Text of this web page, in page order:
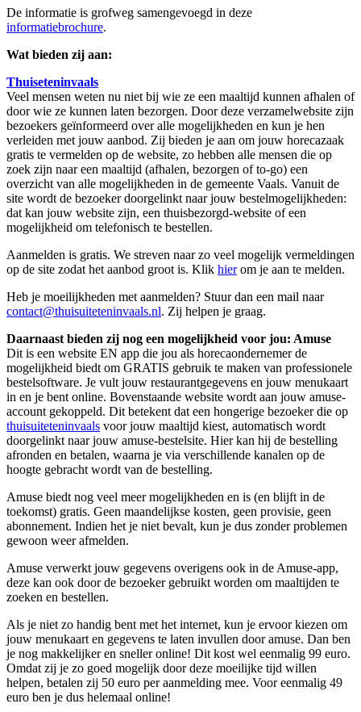
De informatie is grofweg samengevoegd in deze
informatiebrochure.
Wat bieden zij aan:
Thuiseteninvaals
Veel mensen weten nu niet bij wie ze een maaltijd kunnen afhalen of
door wie ze kunnen laten bezorgen. Door deze verzamelwebsite zijn
bezoekers geïnformeerd over alle mogelijkheden en kun je hen
verleiden met jouw aanbod. Zij bieden je aan om jouw horecazaak
gratis te vermelden op de website, zo hebben alle mensen die op
zoek zijn naar een maaltijd (afhalen, bezorgen of to-go) een
overzicht van alle mogelijkheden in de gemeente Vaals. Vanuit de
site wordt de bezoeker doorgelinkt naar jouw bestelmogelijkheden:
dat kan jouw website zijn, een thuisbezorgd-website of een
mogelijkheid om telefonisch te bestellen.
Aanmelden is gratis. We streven naar zo veel mogelijk vermeldingen
op de site zodat het aanbod groot is. Klik hierom je aan te melden.
Heb je moeilijkheden met aanmelden? Stuur dan een mail naar
contact@thuisuiteteninvaals.nl. Zij helpen je graag.
Daarnaast bieden zij nog een mogelijkheid voor jou: Amuse
Dit is een website EN app die jou als horecaondernemer de
mogelijkheid biedt om GRATIS gebruik te maken van professionele
bestelsoftware. Je vult jouw restaurantgegevens en jouw menukaart
in en je bent online. Bovenstaande website wordt aan jouw amuse-
account gekoppeld. Dit betekent dat een hongerige bezoeker die op
thuisuiteteninvaals voor jouw maaltijd kiest, automatisch wordt
doorgelinkt naar jouw amuse-bestelsite. Hier kan hij de bestelling
afronden en betalen, waarna je via verschillende kanalen op de
hoogte gebracht wordt van de bestelling.
Amuse biedt nog veel meer mogelijkheden en is (en blijft in de
toekomst) gratis. Geen maandelijkse kosten, geen provisie, geen
abonnement. Indien het je niet bevalt, kun je dus zonder problemen
gewoon weer afmelden.
Amuse verwerkt jouw gegevens overigens ook in de Amuse-app,
deze kan ook door de bezoeker gebruikt worden om maaltijden te
zoeken en bestellen.
Als je niet zo handig bent met het internet, kun je ervoor kiezen om
jouw menukaart en gegevens te laten invullen door amuse. Dan ben
je nog makkelijker en sneller online! Dit kost wel eenmalig 99 euro.
Omdat zij je zo goed mogelijk door deze moeilijke tijd willen
helpen, betalen zij 50 euro per aanmelding mee. Voor eenmalig 49
euro ben je dus helemaal online!